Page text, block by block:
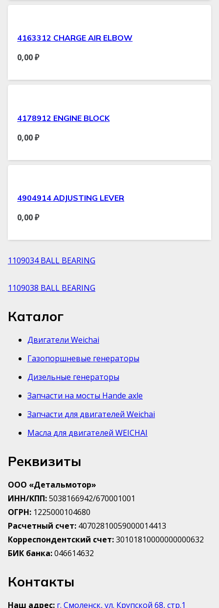
4163312 CHARGE AIR ELBOW
0,00₽
4178912 ENGINE BLOCK
0,00₽
4904914 ADJUSTING LEVER
0,00₽
1109034 BALL BEARING
1109038 BALL BEARING
Каталог
Двигатели Weichai
Газопоршневые генераторы
Дизельные генераторы
Запчасти на мосты Hande axle
Запчасти для двигателей Weichai
Масла для двигателей WEICHAI
Реквизиты
ООО «Детальмотор»
ИНН/КПП:5038166942/670001001
ОГРН: 1225000104680
Расчетный счет: 40702810059000014413
Корреспондентский счет:30101810000000000632
БИК банка:046614632
Контакты
Наш адрес: г. Смоленск, ул. Крупской 68, стр.1